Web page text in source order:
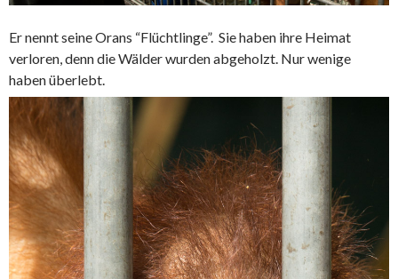
Er nennt seine Orans “Flüchtlinge”. Sie haben ihre Heimat
verloren, denn die Wälder wurden abgeholzt. Nur wenige
haben überlebt.